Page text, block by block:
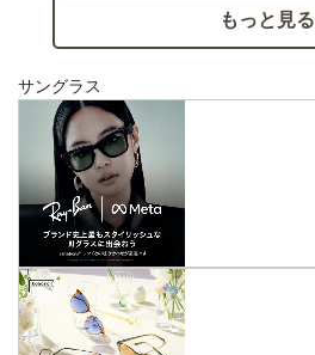
もっと見る
サングラス